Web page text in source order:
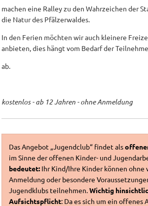
machen eine Ralley zu den Wahrzeichen der
die Natur des Pfälzerwaldes.
In den Ferien möchten wir auch kleinere
anbieten, dies hängt vom Bedarf der
ab.
kostenlos - ab 12 Jahren - ohne Anmeldung
Das Angebot „Jugendclub“ findet als
im Sinne der offenen Kinder- und
bedeutet: Ihr Kind/Ihre Kinder können ohne
Anmeldung oder besondere
Jugendklubs teilnehmen.Wichtig
Aufsichtspflicht: Da es sich um ein offenes